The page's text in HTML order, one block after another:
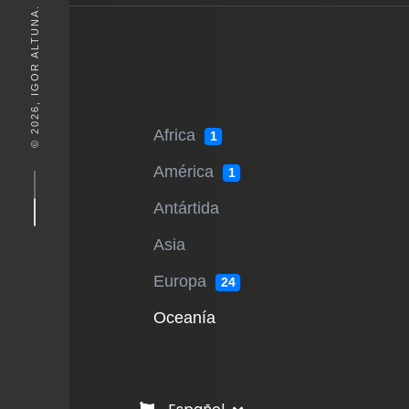
Africa 1
América 1
Antártida
Asia
Europa
24
Oceanía